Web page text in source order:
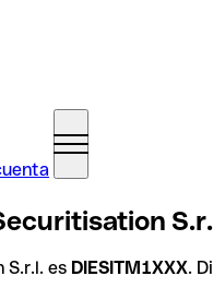
S.r.l. es DIESITM1XXX.